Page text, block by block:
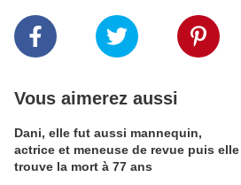
Vous aimerez aussi
Dani, elle fut aussi mannequin,
actrice et meneuse de revue puis elle
trouve la mort à 77 ans